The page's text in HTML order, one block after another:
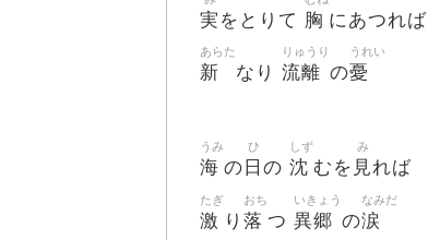
実 をとりて 胸 にあつれば
新
あらた
なり 流離
りゅうり
の憂
うれい
海
うみ
の 日
ひ
の 沈
しず
むを 見
み
れば
激
たぎ
り 落
おち
つ 異郷
いきょう
の涙
なみだ